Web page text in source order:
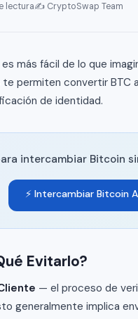
lectura✍️ CryptoSwap Team
más fácil de lo que
permiten convertir BTC
de identidad.
intercambiar Bitcoin
⚡ Intercambiar Bitcoin
Evitarlo?
— el proceso de
generalmente implica